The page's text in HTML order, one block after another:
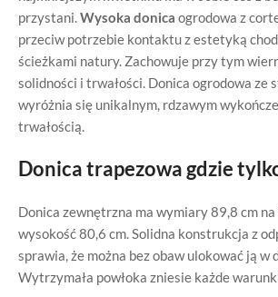
przystani.Wysoka donica ogrodowa z
przeciw potrzebie kontaktu z estetyką
ścieżkami natury. Zachowuje przy tym
solidności i trwałości. Donica ogrodowa ze
wyróżnia się unikalnym, rdzawym
trwałością.
Donica trapezowa gdzie
Donica zewnętrzna ma wymiary 89,8 cm na
wysokość 80,6 cm. Solidna konstrukcja z
sprawia, że można bez obaw ulokować ją w
Wytrzymała powłoka zniesie każde